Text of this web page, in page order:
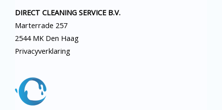
DIRECT CLEANING SERVICE B.V.
Marterrade 257
2544 MK Den Haag
Privacyverklaring